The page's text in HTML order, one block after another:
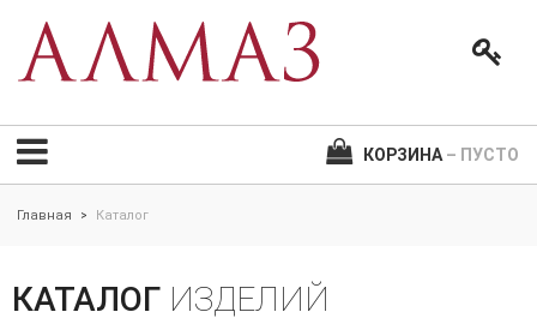
КОРЗИНА – ПУСТО
Главная > Каталог
КАТАЛОГ ИЗДЕЛИЙ